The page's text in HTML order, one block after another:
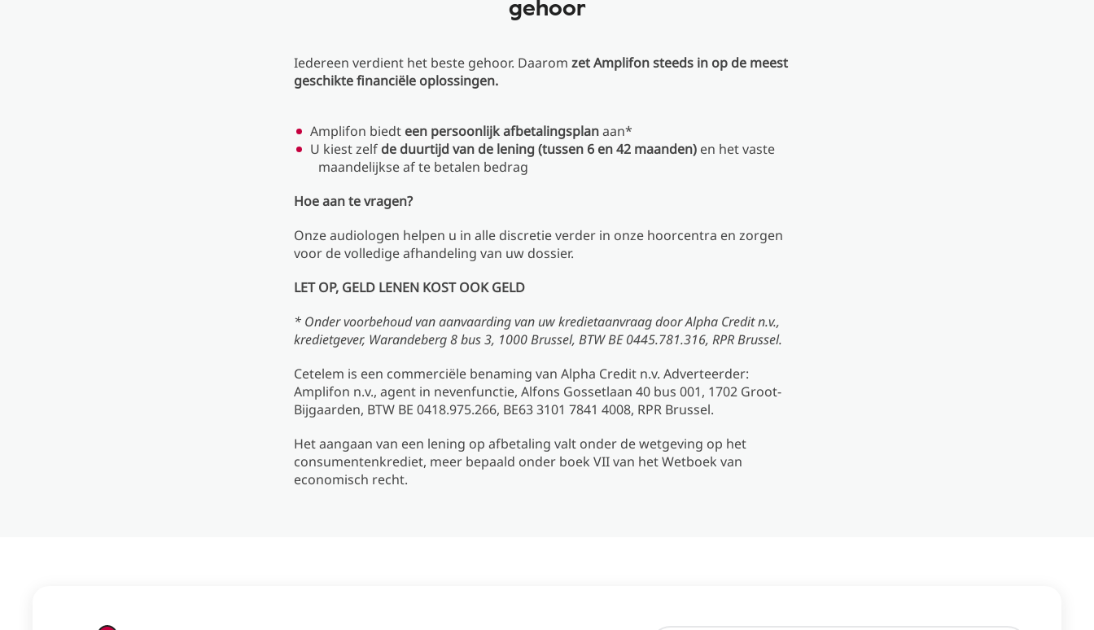
Iedereen verdient het beste gehoor. Daarom zet Amplifon steeds in op de meest
geschikte financiële oplossingen.
Amplifon biedt een persoonlijk afbetalingsplanaan*
U kiest zelf de duurtijd van de lening (tussen 6 en 42 maanden) en het vaste
maandelijkse af te betalen bedrag
Hoe aan te vragen?
Onze audiologen helpen u in alle discretie verder in onze hoorcentra en zorgen
voor de volledige afhandeling van uw dossier.
LET OP, GELD LENEN KOST OOK GELD
* Onder voorbehoud van aanvaarding van uw kredietaanvraag door Alpha Credit n.v.,
kredietgever, Warandeberg 8 bus 3, 1000 Brussel, BTW BE 0445.781.316, RPR Brussel.
Cetelem is een commerciële benaming van Alpha Credit n.v. Adverteerder:
Amplifon n.v., agent in nevenfunctie, Alfons Gossetlaan 40 bus 001, 1702 Groot-
Bijgaarden, BTW BE 0418.975.266, BE63 3101 7841 4008, RPR Brussel.
Het aangaan van een lening op afbetaling valt onder de wetgeving op het
consumentenkrediet, meer bepaald onder boek VII van het Wetboek van
economisch recht.